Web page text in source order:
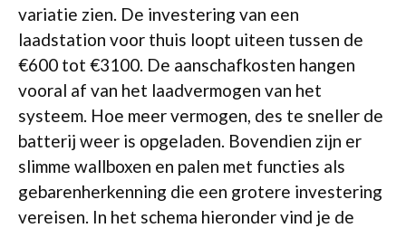
variatie zien. De investering van een
laadstation voor thuis loopt uiteen tussen de
€600 tot €3100. De aanschafkosten hangen
vooral af van het laadvermogen van het
systeem. Hoe meer vermogen, des te sneller de
batterij weer is opgeladen. Bovendien zijn er
slimme wallboxen en palen met functies als
gebarenherkenning die een grotere investering
vereisen. In het schema hieronder vind je de